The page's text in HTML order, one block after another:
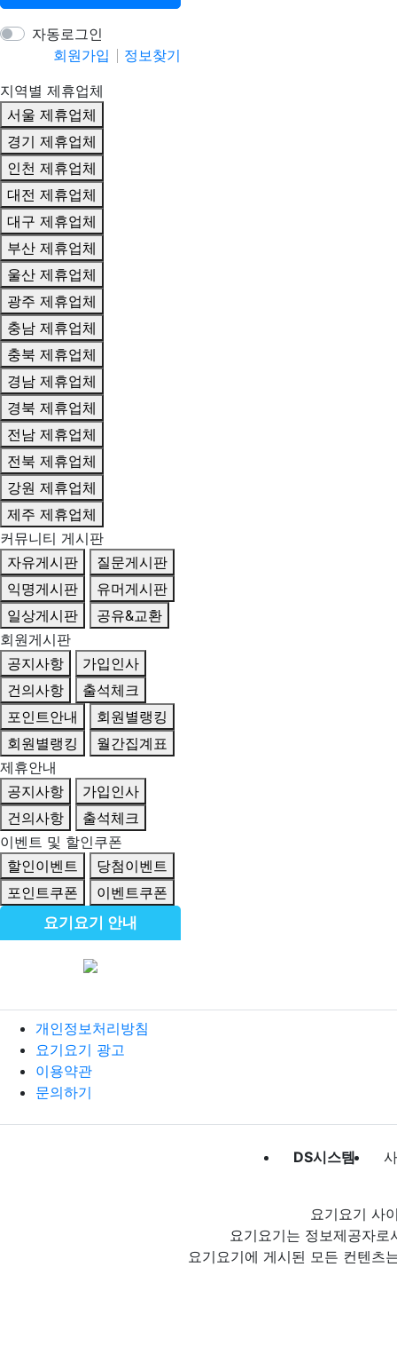
자동로그인
회원가입
정보찾기
지역별 제휴업체
서울 제휴업체
경기 제휴업체
인천 제휴업체
대전 제휴업체
대구 제휴업체
부산 제휴업체
울산 제휴업체
광주 제휴업체
충남 제휴업체
충북 제휴업체
경남 제휴업체
경북 제휴업체
전남 제휴업체
전북 제휴업체
강원 제휴업체
제주 제휴업체
커뮤니티 게시판
자유게시판
질문게시판
익명게시판
유머게시판
일상게시판
공유&교환
회원게시판
공지사항
가입인사
건의사항
출석체크
포인트안내
회원별랭킹
회원별랭킹
월간집계표
제휴안내
공지사항
가입인사
건의사항
출석체크
이벤트 및 할인쿠폰
할인이벤트
당첨이벤트
포인트쿠폰
이벤트쿠폰
요기요기 안내
개인정보처리방침
요기요기 광고
이용약관
문의하기
DS시스템
요기요기 사
요기요기는 정보제공자
요기요기에 게시된 모든 컨텐츠